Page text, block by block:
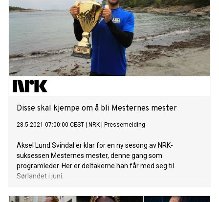
Disse skal kjempe om å bli Mesternes mester
28.5.2021 07:00:00 CEST NRK Pressemelding
Aksel Lund Svindal er klar for en ny sesong av NRK-
suksessen Mesternes mester, denne gang som
programleder. Her er deltakerne han får med seg til
Sørlandet i juni.